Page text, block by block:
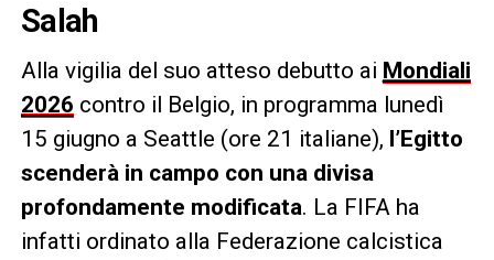
Salah
Alla vigilia del suo atteso debutto ai Mondiali
2026 contro il Belgio, in programma lunedì
15 giugno a Seattle (ore 21 italiane), l’Egitto
scenderà in campo con una divisa
profondamente modificata. La FIFA ha
infatti ordinato alla Federazione calcistica